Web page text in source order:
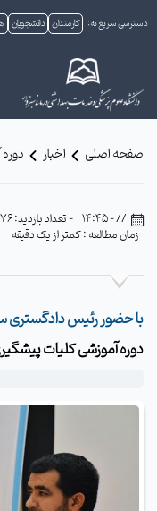
دسترسی سریع به: کارمندان دانشجویان
صفحه اصلی اخبار
// - 14:45 - تعداد بازدید: 4776
زمان مطالعه : کمتر از یک دقیقه
با حضور رئیس دادگستری
دوره آموزشی کلیات